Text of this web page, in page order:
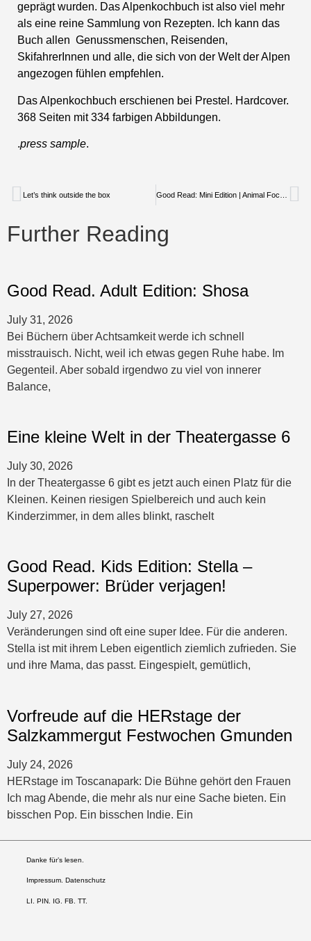
geprägt wurden. Das Alpenkochbuch ist also viel mehr
als eine reine Sammlung von Rezepten. Ich kann das
Buch allen Genussmenschen, Reisenden,
SkifahrerInnen und alle, die sich von der Welt der Alpen
angezogen fühlen empfehlen.
Das Alpenkochbuch erschienen bei Prestel. Hardcover.
368 Seiten mit 334 farbigen Abbildungen.
.press sample.
Let’s think outside the box
Further Reading
Good Read. Adult Edition: Shosa
July 31, 2026
Bei Büchern über Achtsamkeit werde ich schnell
misstrauisch. Nicht, weil ich etwas gegen Ruhe habe. Im
Gegenteil. Aber sobald irgendwo zu viel von innerer
Balance,
Eine kleine Welt in der Theatergasse 6
July 30, 2026
In der Theatergasse 6 gibt es jetzt auch einen Platz für die
Kleinen. Keinen riesigen Spielbereich und auch kein
Kinderzimmer, in dem alles blinkt, raschelt
Good Read. Kids Edition: Stella –
Superpower: Brüder verjagen!
July 27, 2026
Veränderungen sind oft eine super Idee. Für die anderen.
Stella ist mit ihrem Leben eigentlich ziemlich zufrieden. Sie
und ihre Mama, das passt. Eingespielt, gemütlich,
Vorfreude auf die HERstage der
Salzkammergut Festwochen Gmunden
July 24, 2026
HERstage im Toscanapark: Die Bühne gehört den Frauen
Ich mag Abende, die mehr als nur eine Sache bieten. Ein
bisschen Pop. Ein bisschen Indie. Ein
Danke für’s lesen.
Impressum. Datenschutz
LI PIN. IG FB. TT.